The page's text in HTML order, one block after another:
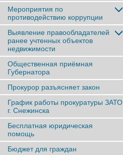
Мероприятия по
противодействию коррупции
Выявление правообладателей
ранее учтенныx объектов
недвижимости
Общественная приёмная
Губернатора
Прокурор разъясняет закон
График работы прокуратуры ЗАТО
г. Снежинска
Бесплатная юридическая
помощь
Бюджет для граждан